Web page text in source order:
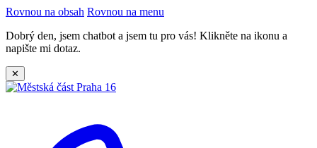
Rovnou na obsah Rovnou na menu
Dobrý den, jsem chatbot a jsem tu pro vás! Klikněte na ikonu a
napište mi dotaz.
✕